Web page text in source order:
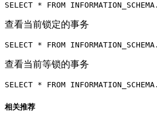
SELECT * FROM
查看当前锁定的事务
SELECT * FROM
查看当前等锁的事务
SELECT * FROM
相关推荐